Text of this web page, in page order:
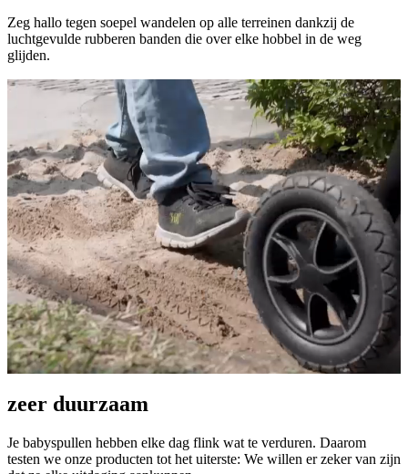
Zeg hallo tegen soepel wandelen op alle terreinen dankzij de
luchtgevulde rubberen banden die over elke hobbel in de weg
glijden.
zeer duurzaam
Je babyspullen hebben elke dag flink wat te verduren. Daarom
testen we onze producten tot het uiterste: We willen er zeker van zijn